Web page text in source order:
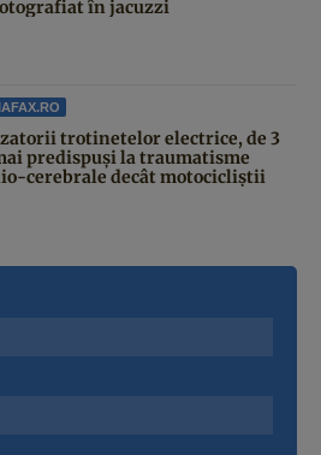
în jacuzzi
trotinetelor electrice, de 3
predispuși la traumatisme
cerebrale decât motocicliștii